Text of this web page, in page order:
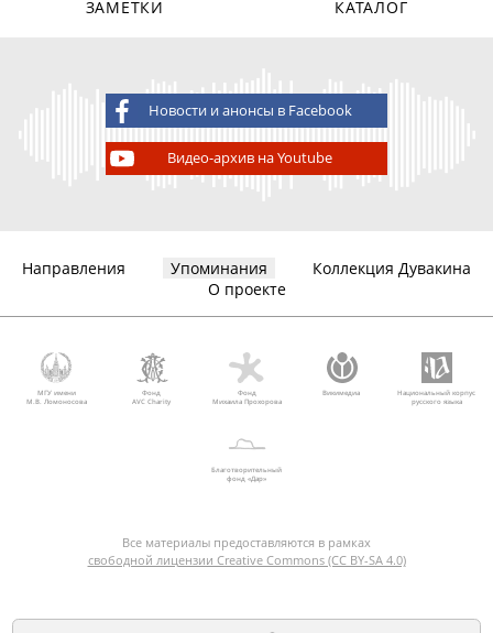
ЗАМЕТКИ
КАТАЛОГ
Новости и анонсы в Facebook
Видео-архив на Youtube
Направления Упоминания
Коллекция Дувакина
О проекте
МГУ имени
М.В. Ломоносова
Фонд
AVC Charity
Фонд
Михаила Прохорова
Викимедиа
Национальный корпус
русского языка
Благотворительный
фонд «Дар»
Все материалы предоставляются в рамках
свободной лицензии Creative Commons (CC BY-SA 4.0)